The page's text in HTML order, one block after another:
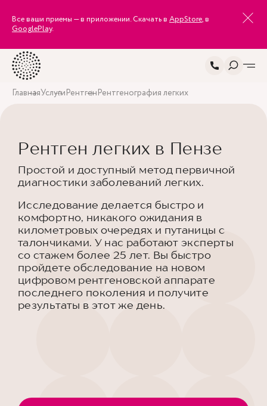
Все ваши приемы — в приложении. Скачать в AppStore, в
GooglePlay.
ГлавнаяУслугиРентгенРентгенография легких
Рентген легких в Пензе
Простой и доступный метод первичной
диагностики заболеваний легких.
Исследование делается быстро и
комфортно, никакого ожидания в
километровых очередях и путаницы с
талончиками. У нас работают эксперты
со стажем более 25 лет. Вы быстро
пройдете обследование на новом
цифровом рентгеновской аппарате
последнего поколения и получите
результаты в этот же день.